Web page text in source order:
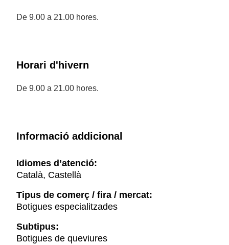
De 9.00 a 21.00 hores.
Horari d'hivern
De 9.00 a 21.00 hores.
Informació addicional
Idiomes d’atenció:
Català, Castellà
Tipus de comerç / fira / mercat:
Botigues especialitzades
Subtipus:
Botigues de queviures